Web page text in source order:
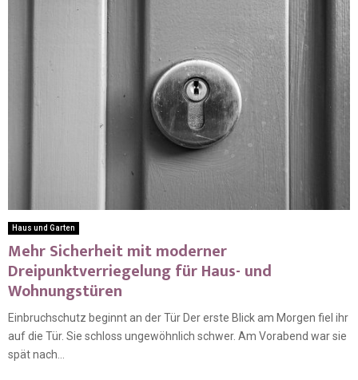
Haus und Garten
Mehr Sicherheit mit moderner
Dreipunktverriegelung für Haus- und
Wohnungstüren
Einbruchschutz beginnt an der Tür Der erste Blick am Morgen fiel ihr
auf die Tür. Sie schloss ungewöhnlich schwer. Am Vorabend war sie
spät nach...